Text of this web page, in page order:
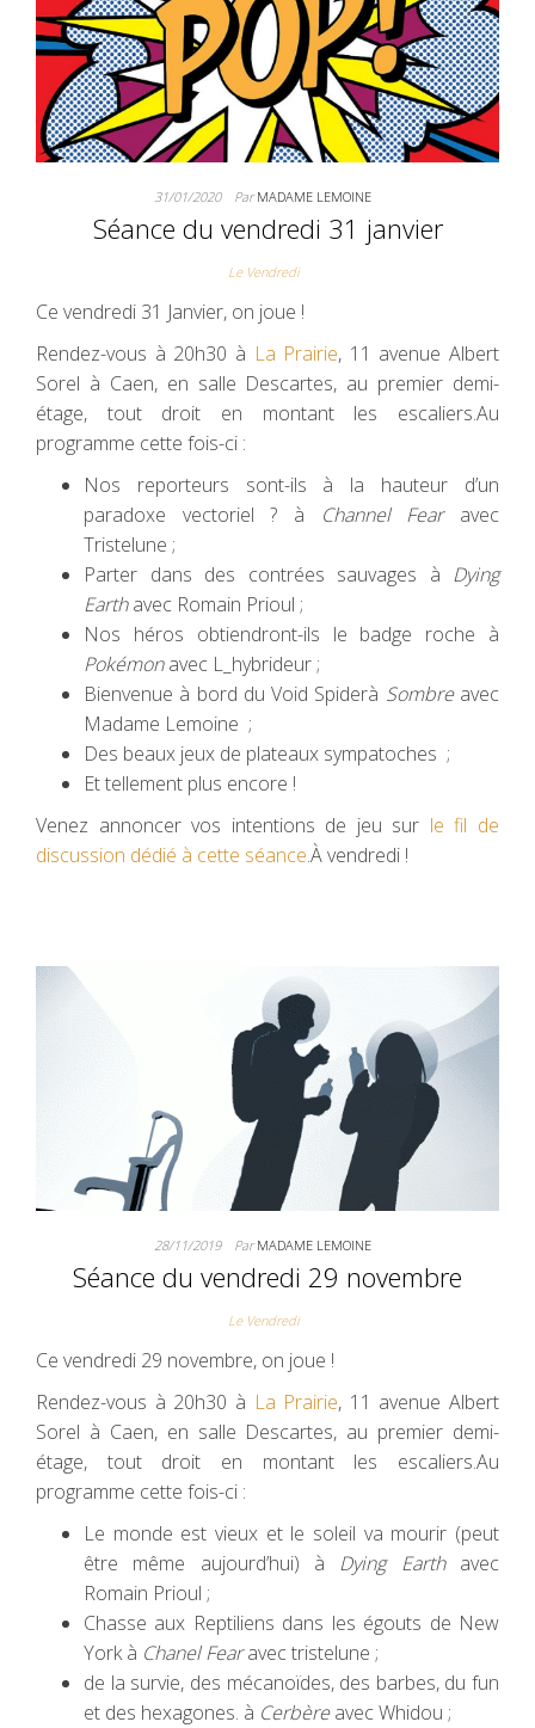
31/01/2020 ParMADAME LEMOINE
Séance du vendredi 31 janvier
Le Vendredi
Ce vendredi 31 Janvier, on joue !
Rendez-vous à 20h30 à La Prairie, 11 avenue Albert
Sorel à Caen, en salle Descartes, au premier demi-
étage, tout droit en montant les escaliers.Au
programme cette fois-ci :
Nos reporteurs sont-ils à la hauteur d’un
paradoxe vectoriel ? à
Channel Fear avec
Tristelune ;
Parter dans des contrées sauvages à Dying
Earthavec Romain Prioul ;
Nos héros obtiendront-ils le badge roche à
Pokémonavec L_hybrideur ;
Bienvenue à bord du Void Spiderà Sombreavec
Madame Lemoine ;
Des beaux jeux de plateaux sympatoches ;
Et tellement plus encore !
Venez annoncer vos intentions de jeu sur le fil de
discussion dédié à cette séance.À vendredi !
28/11/2019 ParMADAME LEMOINE
Séance du vendredi 29 novembre
Le Vendredi
Ce vendredi 29 novembre, on joue !
Rendez-vous à 20h30 à La Prairie, 11 avenue Albert
Sorel à Caen, en salle Descartes, au premier demi-
étage, tout droit en montant les escaliers.Au
programme cette fois-ci :
Le monde est vieux et le soleil va mourir (peut
être même aujourd’hui) à Dying Earthavec
Romain Prioul ;
Chasse aux Reptiliens dans les égouts de New
York à Chanel Fearavec tristelune ;
de la survie, des mécanoïdes, des barbes, du fun
et des hexagones. à Cerbèreavec Whidou ;